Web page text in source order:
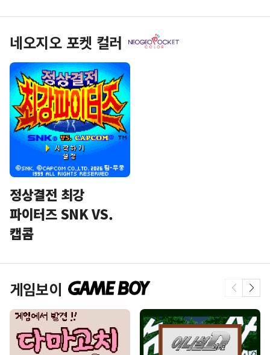
네오지오 포켓 컬러
정상결전 최강
파이터즈 SNK VS.
캡콤
게임보이